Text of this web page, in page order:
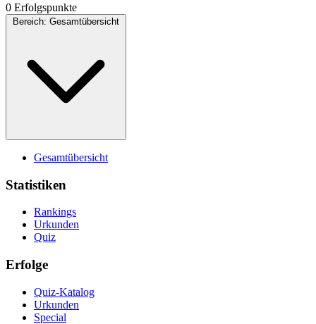
0 Erfolgspunkte
Bereich: Gesamtübersicht
Gesamtübersicht
Statistiken
Rankings
Urkunden
Quiz
Erfolge
Quiz-Katalog
Urkunden
Special